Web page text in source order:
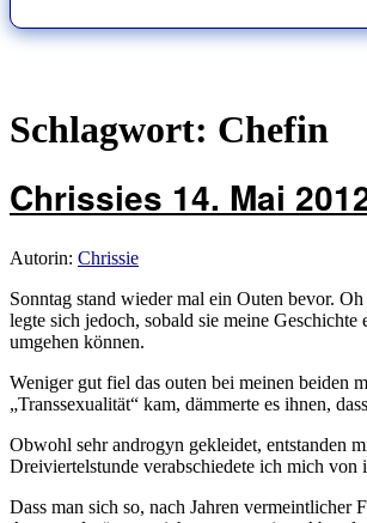
Schlagwort: Chefin
Chrissies 14. Mai
Autorin: Chrissie
Sonntag stand wieder mal ein Outen bevor.
legte sich jedoch, sobald sie meine
umgehen können.
Weniger gut fiel das outen bei meinen beiden
„Transsexualität“ kam, dämmerte es ihnen,
Obwohl sehr androgyn gekleidet, entstanden
Dreiviertelstunde verabschiedete ich mich
Dass man sich so, nach Jahren vermeintlicher